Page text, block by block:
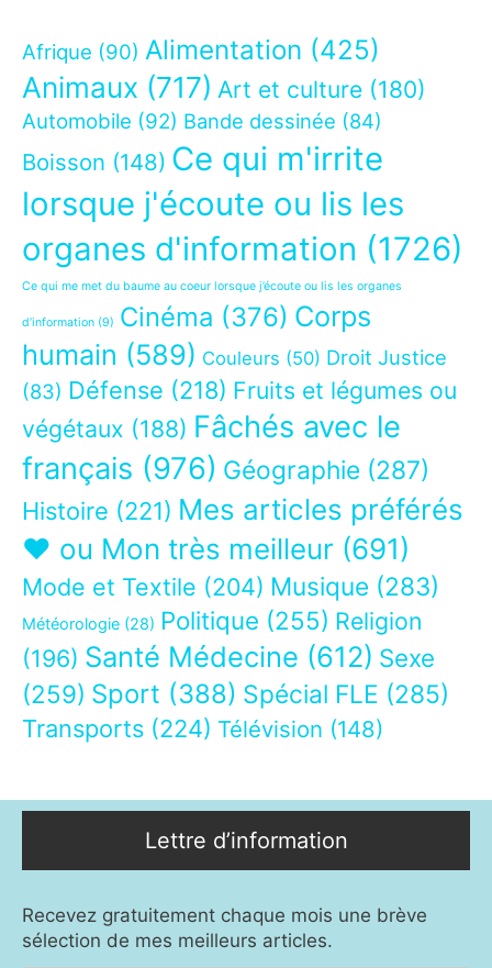
Afrique (90) Alimentation (425)
Animaux (717) Art et culture (180)
Automobile (92) Bande dessinée (84)
Boisson (148) Ce qui m'irrite
lorsque j'écoute ou lis les
organes d'information (1726)
Ce qui me met du baume au coeur lorsque j’écoute ou lis les organes
d’information (9) Cinéma (376) Corps
humain (589) Couleurs (50) Droit Justice
(83) Défense (218) Fruits et légumes ou
végétaux (188) Fâchés avec le
français (976) Géographie (287)
Histoire (221) Mes articles préférés
❤ ou Mon très meilleur (691)
Mode et Textile (204) Musique (283)
Météorologie (28) Politique (255) Religion
(196) Santé Médecine (612) Sexe
(259) Sport (388) Spécial FLE (285)
Transports (224) Télévision (148)
Lettre d’information
Recevez gratuitement chaque mois une brève
sélection de mes meilleurs articles.